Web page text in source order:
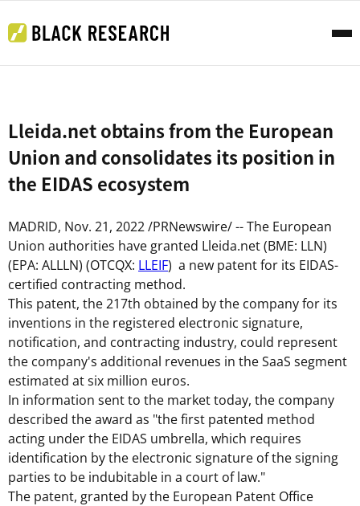
Lleida.net obtains from the European
Union and consolidates its position in
the EIDAS ecosystem
MADRID, Nov. 21, 2022/PRNewswire/ -- The European
Union authorities have granted Lleida.net (BME: LLN)
(EPA: ALLLN) (OTCQX: LLEIF) a new patent for its EIDAS-
certified contracting method.
This patent, the 217th obtained by the company for its
inventions in the registered electronic signature,
notification, and contracting industry, could represent
the company's additional revenues in the SaaS segment
estimated atsix million euros.
In information sent to the market today, the company
described the award as "the first patented method
acting under the EIDAS umbrella, which requires
identification by the electronic signature of the signing
parties to be indubitable in a court of law."
The patent, granted by the European Patent Office